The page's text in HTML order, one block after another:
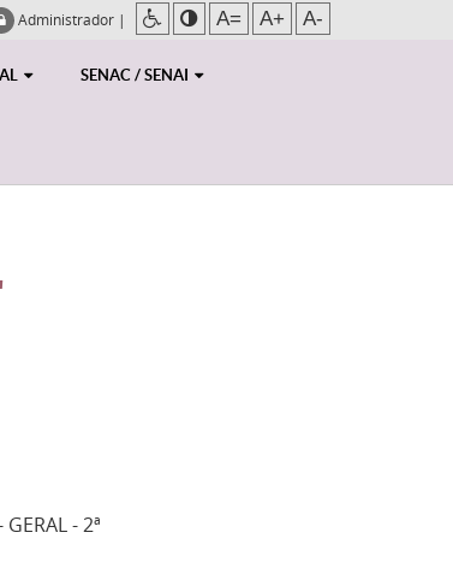
Administrador | A= A+ A-
SENAC / SENAI
- 2ª